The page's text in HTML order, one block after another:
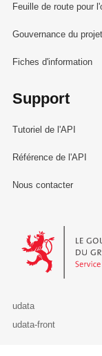
Feuille de route pour
Gouvernance du projet
Fiches d'information
Support
Tutoriel de l'API
Référence de l'API
Nous contacter
Le Gouvernement
udata
udata-front